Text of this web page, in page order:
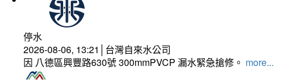
停水
2026-08-06, 13:21│台灣自來水公司
因 八德區興豐路630號 300mmPVCP 漏水緊急搶修。 more...